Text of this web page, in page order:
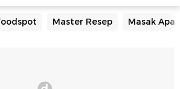
Master Resep Masak Apa